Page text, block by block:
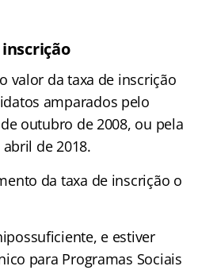
valor da taxa de inscrição
amparados pelo
outubro de 2008, ou pela
abril de 2018.
da taxa de inscrição o
e estiver
para Programas Sociais